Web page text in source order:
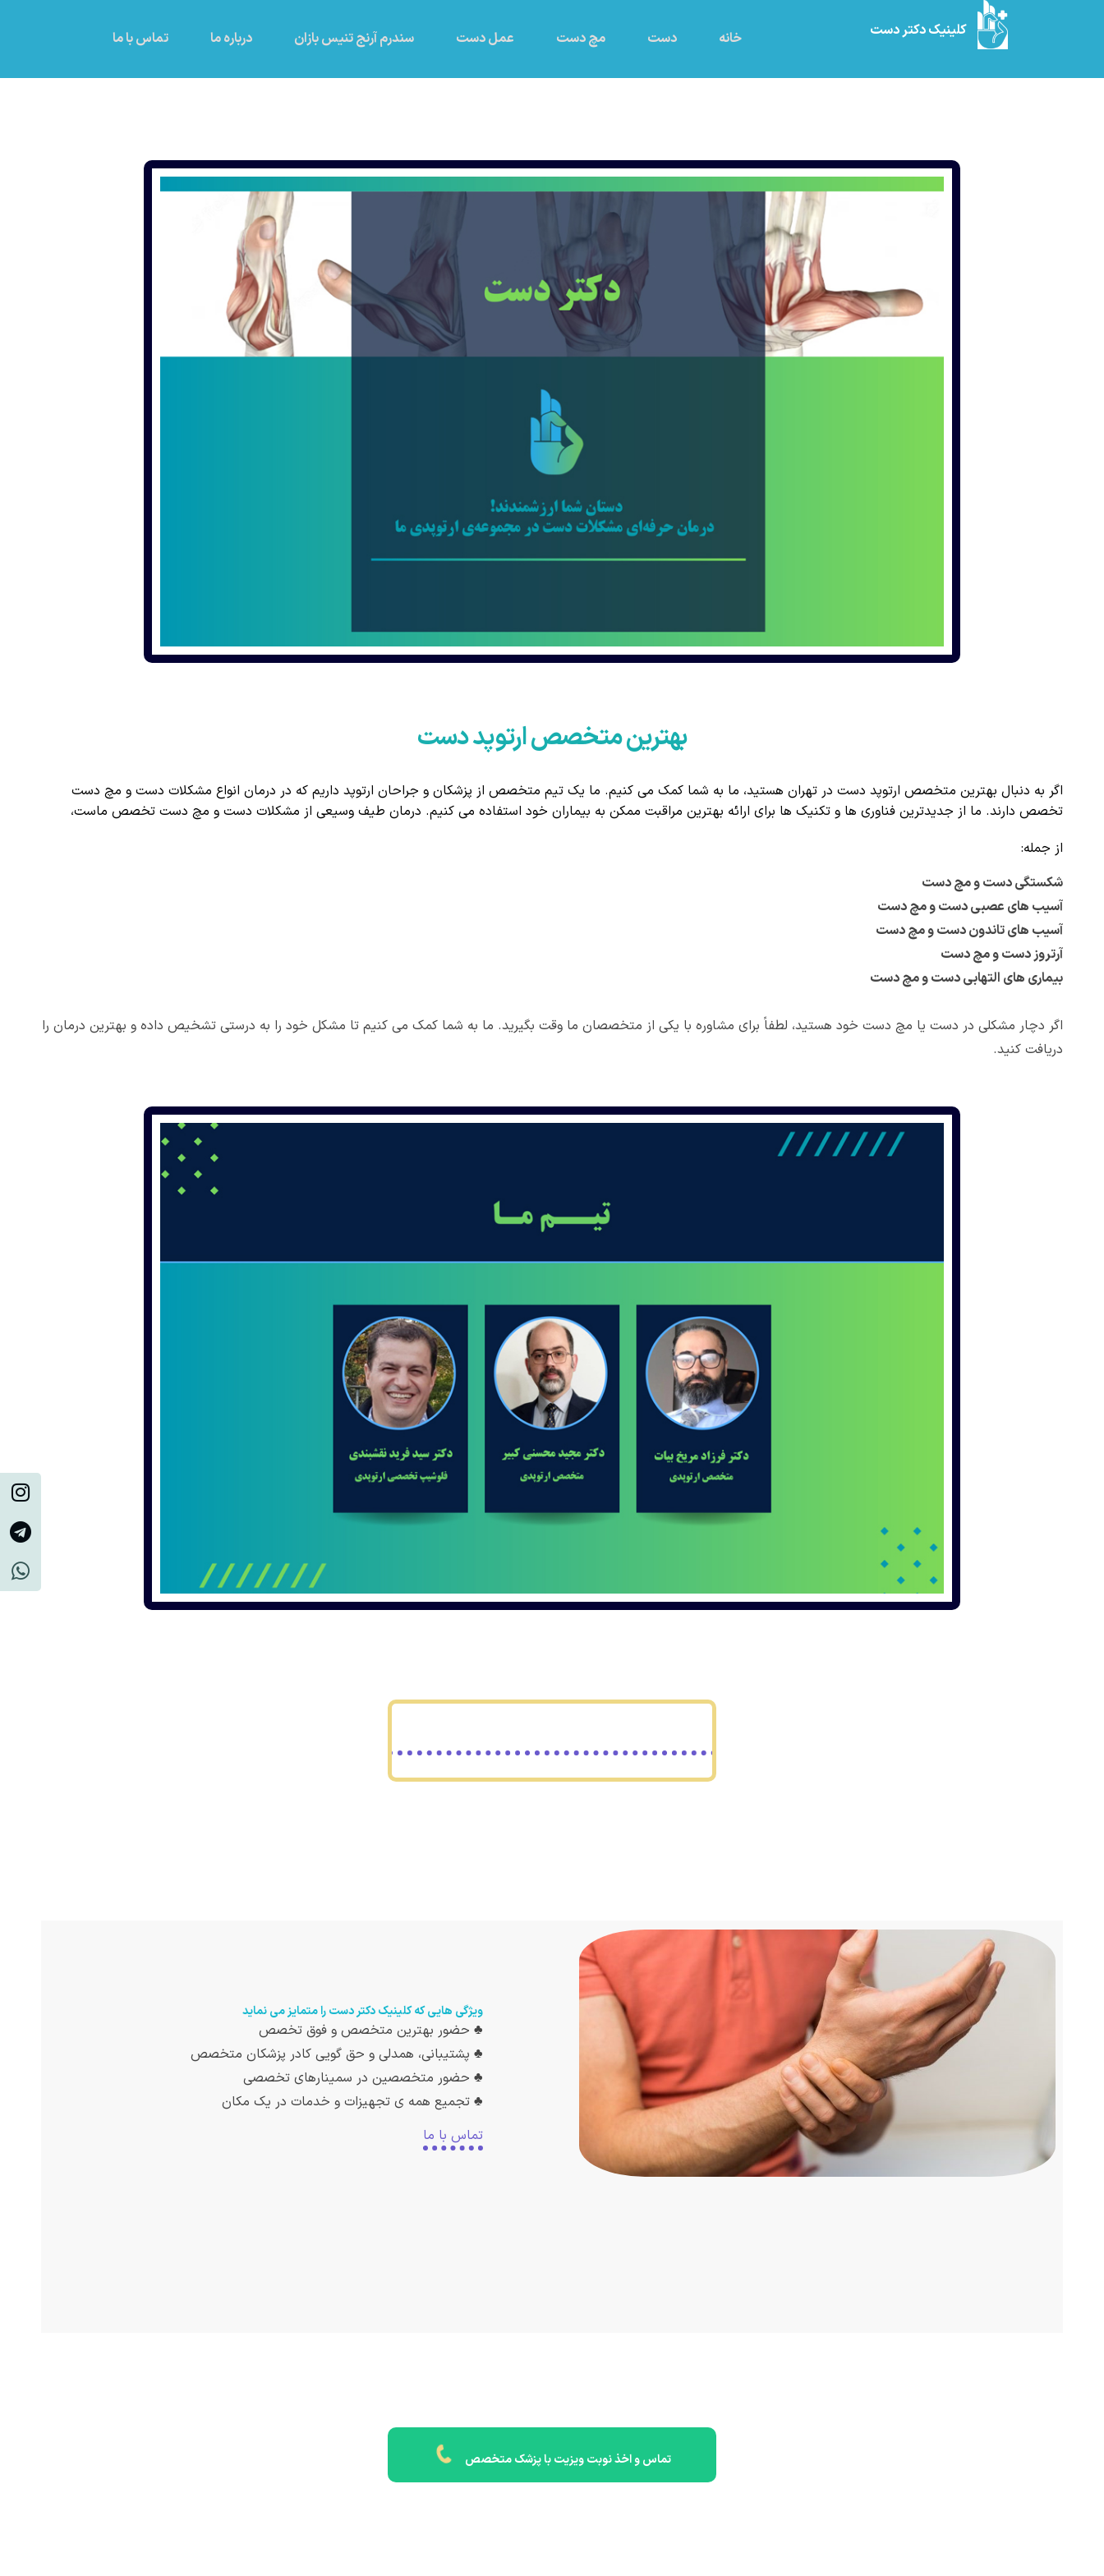
خانه دست مچ دست عمل دست سندرم آرنج تنیس بازان درباره ما تماس با ما کلینیک دکتر دست
بهترین متخصص ارتوپد دست
اگر به دنبال بهترین متخصص ارتوپد دست در تهران هستید، ما به شما کمک می کنیم. ما یک تیم متخصص از پزشکان و جراحان ارتوپد داریم که در درمان انواع مشکلات دست و مچ دست
تخصص دارند. ما از جدیدترین فناوری ها و تکنیک ها برای ارائه بهترین مراقبت ممکن به بیماران خود استفاده می کنیم. درمان طیف وسیعی از مشکلات دست و مچ دست تخصص ماست،
از جمله:
شکستگی دست و مچ دست
آسیب های عصبی دست و مچ دست
آسیب های تاندون دست و مچ دست
آرتروز دست و مچ دست
بیماری های التهابی دست و مچ دست
اگر دچار مشکلی در دست یا مچ دست خود هستید، لطفاً برای مشاوره با یکی از متخصصان ما وقت بگیرید. ما به شما کمک می کنیم تا مشکل خود را به درستی تشخیص داده و بهترین درمان را
دریافت کنید.
ویژگی هایی که کلینیک دکتر دست را متمایز می نماید
♣ حضور بهترین متخصص و فوق تخصص
♣ پشتیبانی، همدلی و حق گویی کادر پزشکان متخصص
♣ حضور متخصصین در سمینارهای تخصصی
♣ تجمیع همه ی تجهیزات و خدمات در یک مکان
تماس با ما
تماس و اخذ نوبت ویزیت با پزشک متخصص